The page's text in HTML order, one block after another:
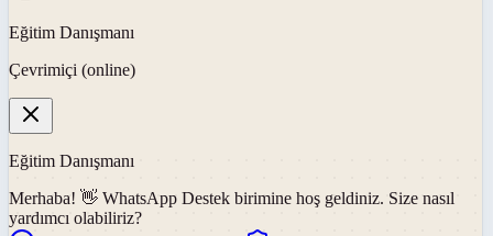
Eğitim Danışmanı
Çevrimiçi (online)
Eğitim Danışmanı
Merhaba! 👋 WhatsApp Destek birimine hoş geldiniz. Size nasıl
yardımcı olabiliriz?